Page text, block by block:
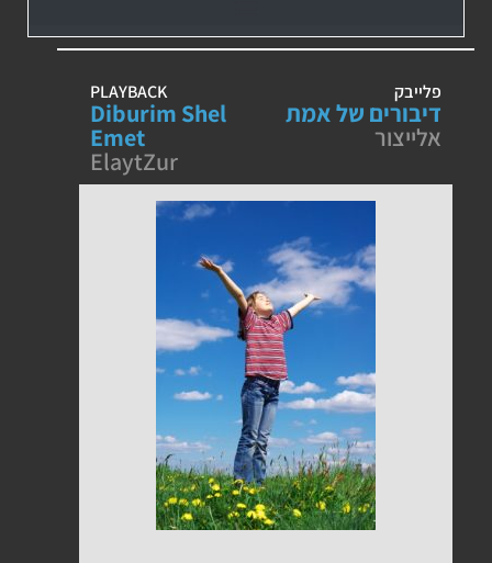
פלייבק
דיבורים של אמת
אלייצור
PLAYBACK
Diburim Shel
Emet
ElaytZur